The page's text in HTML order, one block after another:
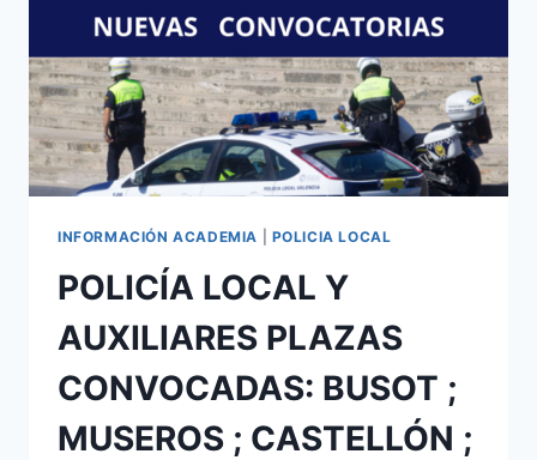
AGULLENT
;
MIRAMAR
INFORMACIÓN ACADEMIA POLICIA LOCAL
POLICÍA LOCAL Y
AUXILIARES PLAZAS
CONVOCADAS: BUSOT ;
MUSEROS ; CASTELLÓN ;